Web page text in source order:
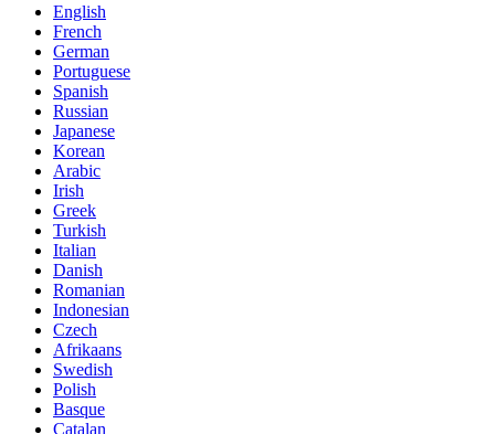
English
French
German
Portuguese
Spanish
Russian
Japanese
Korean
Arabic
Irish
Greek
Turkish
Italian
Danish
Romanian
Indonesian
Czech
Afrikaans
Swedish
Polish
Basque
Catalan